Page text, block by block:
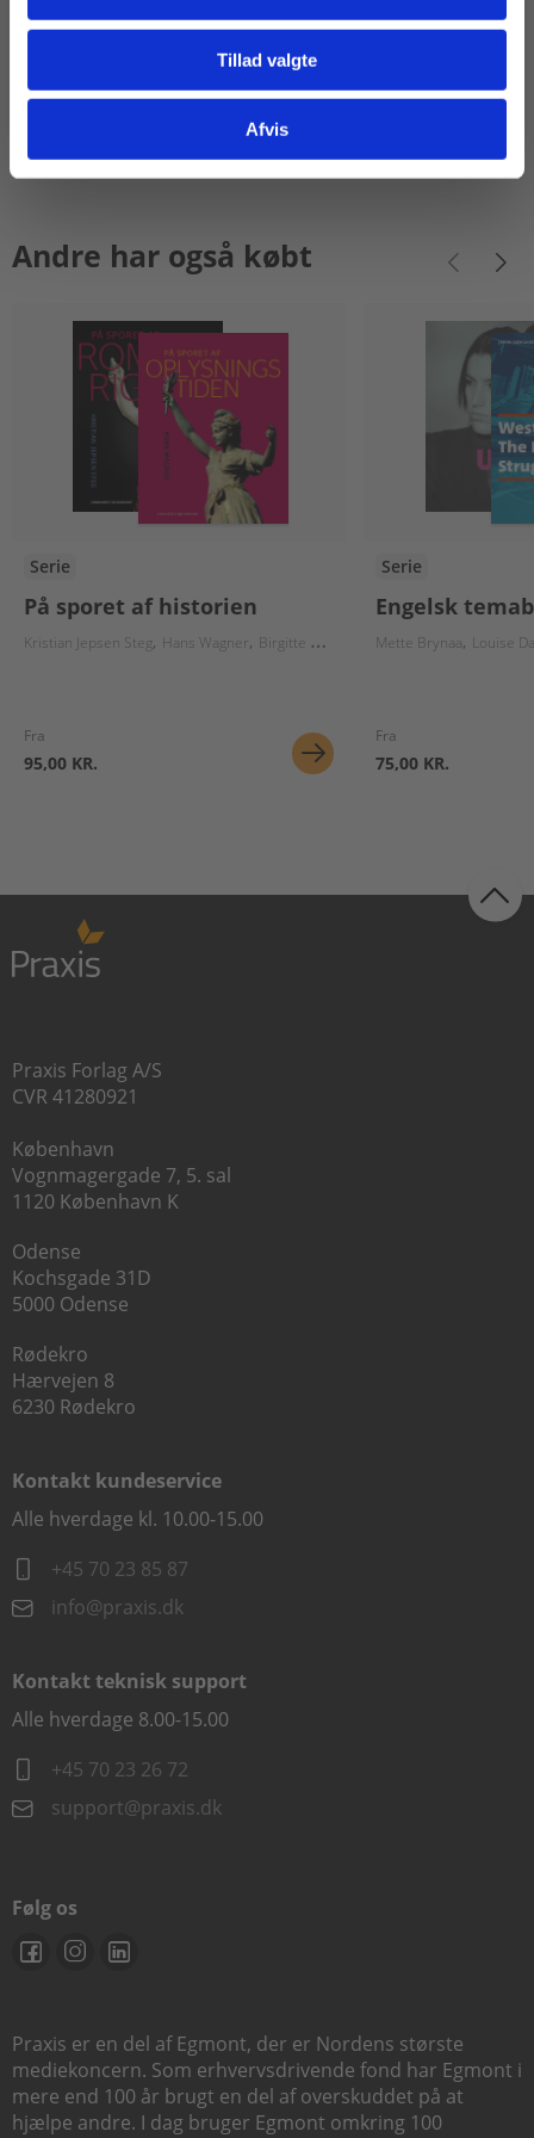
Tillad valgte
Afvis
Andre har også købt
Serie
På sporet af historien
Kristian Jepsen Steg Hans Wagner Birgitte Herløv Lars Christiansen
Fra
95,00 KR.
Serie
Engelsk
Mette Brynaa Louise
Fra
75,00 KR.
Praxis Forlag A/S
CVR 41280921
København
Vognmagergade 7, 5. sal
1120 København K
Odense
Kochsgade 31D
5000 Odense
Rødekro
Hærvejen 8
6230 Rødekro
Kontakt kundeservice
Alle hverdage kl. 10.00-15.00
+45 70 23 85 87
info@praxis.dk
Kontakt teknisk support
Alle hverdage 8.00-15.00
+45 70 23 26 72
support@praxis.dk
Følg os
Praxis er en del af Egmont, der er Nordens største
mediekoncern. Som erhvervsdrivende fond har Egmont i
mere end 100 år brugt en del af overskuddet på at
hjælpe andre. I dag bruger Egmont omkring 100
Gå til praxisOnline